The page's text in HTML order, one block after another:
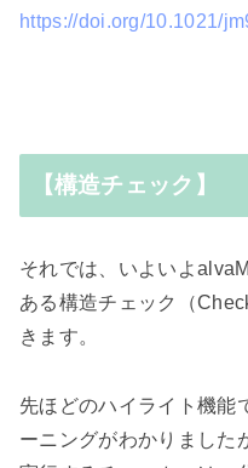
https://doi.org/10.1021/
【構造チェック】
それでは、いよいよ
ある構造チェック（
きます。
先ほどのハイライト機能
ーニングがわかりました